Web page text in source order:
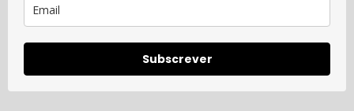
Subscrever